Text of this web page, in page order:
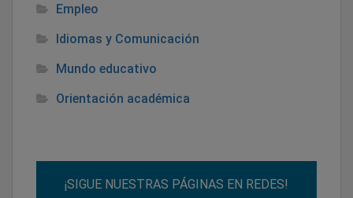
Empleo
Idiomas y Comunicación
Mundo educativo
Orientación académica
¡SIGUE NUESTRAS PÁGINAS EN REDES!